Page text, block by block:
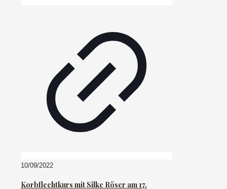
10/09/2022
Korbflechtkurs mit Silke Röser am 17.